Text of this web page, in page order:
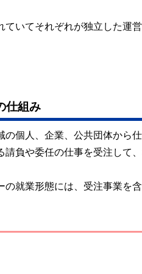
ていてそれぞれが独立した運
仕組み
の個人、企業、公共団体から
負や委任の仕事を受注して
就業形態には、受注事業を